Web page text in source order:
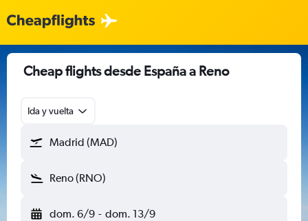
Cheap flights desde España a Reno
Ida y vuelta
Madrid (MAD)
Reno (RNO)
dom. 6/9 - dom. 13/9